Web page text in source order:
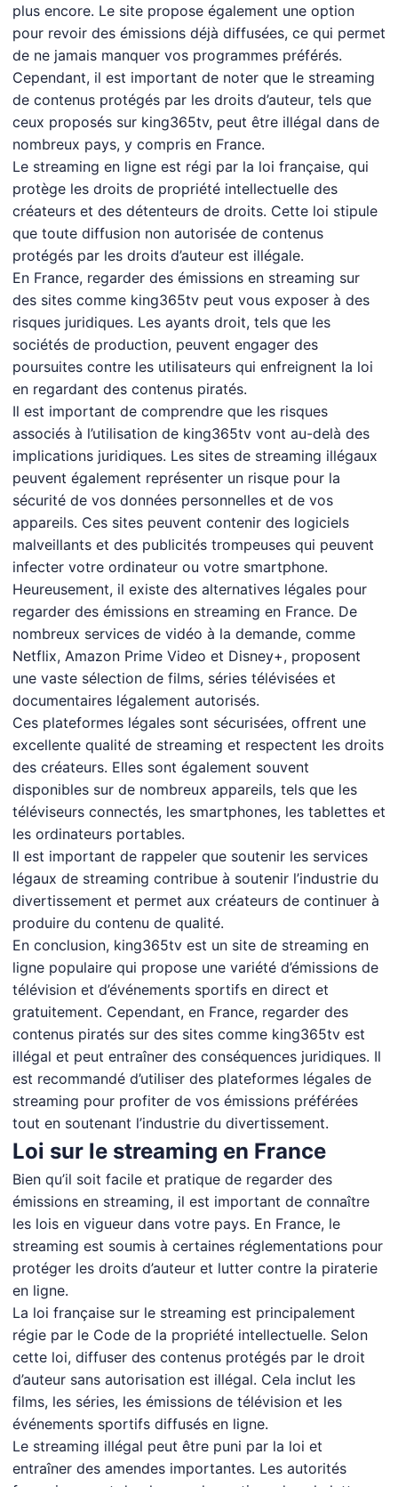
plus encore. Le site propose également une option
pour revoir des émissions déjà diffusées, ce qui permet
de ne jamais manquer vos programmes préférés.
Cependant, il est important de noter que le streaming
de contenus protégés par les droits d’auteur, tels que
ceux proposés sur king365tv, peut être illégal dans de
nombreux pays, y compris en France.
Le streaming en ligne est régi par la loi française, qui
protège les droits de propriété intellectuelle des
créateurs et des détenteurs de droits. Cette loi stipule
que toute diffusion non autorisée de contenus
protégés par les droits d’auteur est illégale.
En France, regarder des émissions en streaming sur
des sites comme king365tv peut vous exposer à des
risques juridiques. Les ayants droit, tels que les
sociétés de production, peuvent engager des
poursuites contre les utilisateurs qui enfreignent la loi
en regardant des contenus piratés.
Il est important de comprendre que les risques
associés à l’utilisation de king365tv vont au-delà des
implications juridiques. Les sites de streaming illégaux
peuvent également représenter un risque pour la
sécurité de vos données personnelles et de vos
appareils. Ces sites peuvent contenir des logiciels
malveillants et des publicités trompeuses qui peuvent
infecter votre ordinateur ou votre smartphone.
Heureusement, il existe des alternatives légales pour
regarder des émissions en streaming en France. De
nombreux services de vidéo à la demande, comme
Netflix, Amazon Prime Video et Disney+, proposent
une vaste sélection de films, séries télévisées et
documentaires légalement autorisés.
Ces plateformes légales sont sécurisées, offrent une
excellente qualité de streaming et respectent les droits
des créateurs. Elles sont également souvent
disponibles sur de nombreux appareils, tels que les
téléviseurs connectés, les smartphones, les tablettes et
les ordinateurs portables.
Il est important de rappeler que soutenir les services
légaux de streaming contribue à soutenir l’industrie du
divertissement et permet aux créateurs de continuer à
produire du contenu de qualité.
En conclusion, king365tv est un site de streaming en
ligne populaire qui propose une variété d’émissions de
télévision et d’événements sportifs en direct et
gratuitement. Cependant, en France, regarder des
contenus piratés sur des sites comme king365tv est
illégal et peut entraîner des conséquences juridiques. Il
est recommandé d’utiliser des plateformes légales de
streaming pour profiter de vos émissions préférées
tout en soutenant l’industrie du divertissement.
Loi sur le streaming en France
Bien qu’il soit facile et pratique de regarder des
émissions en streaming, il est important de connaître
les lois en vigueur dans votre pays. En France, le
streaming est soumis à certaines réglementations pour
protéger les droits d’auteur et lutter contre la piraterie
en ligne.
La loi française sur le streaming est principalement
régie par le Code de la propriété intellectuelle. Selon
cette loi, diffuser des contenus protégés par le droit
d’auteur sans autorisation est illégal. Cela inclut les
films, les séries, les émissions de télévision et les
événements sportifs diffusés en ligne.
Le streaming illégal peut être puni par la loi et
entraîner des amendes importantes. Les autorités